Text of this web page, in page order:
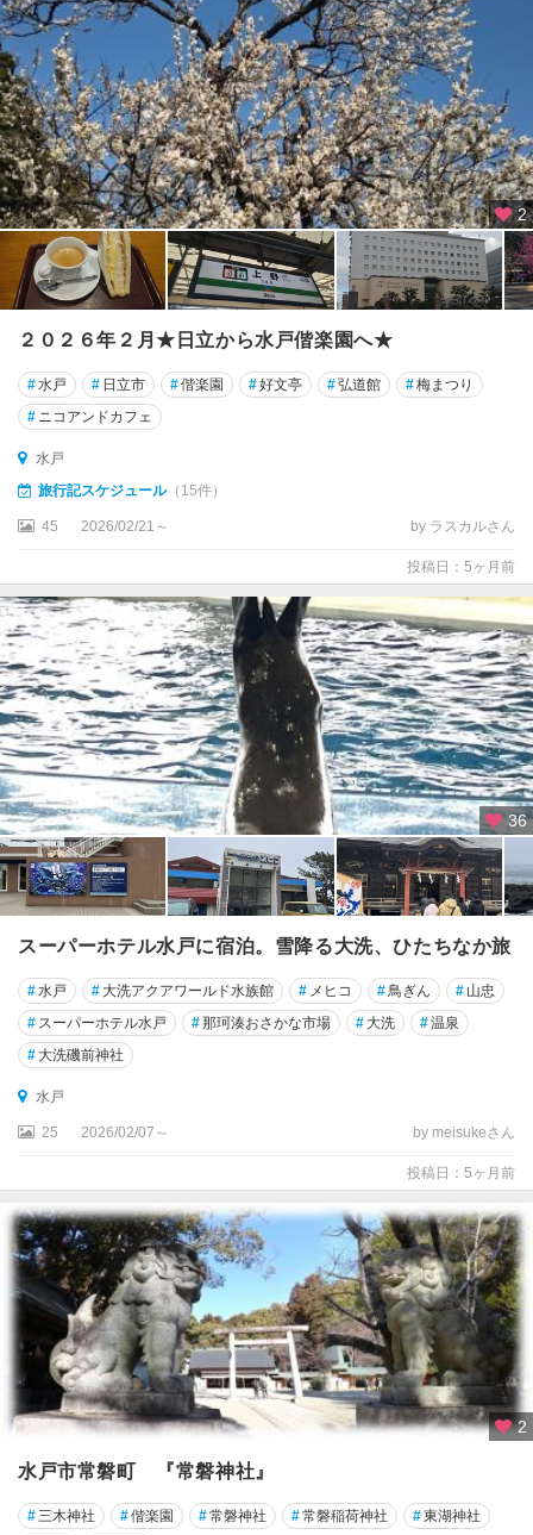
2
２０２６年２月★日立から水戸偕楽園へ★
#水戸 # 日立市 #偕楽園 #好文亭 #弘道館 #梅まつり
# ニコアンドカフェ
水戸
旅行記スケジュール（15件）
45 2026/02/21～ by ラスカルさん
投稿日：5ヶ月前
36
スーパーホテル水戸に宿泊。雪降る大洗、ひたちなか旅
#水戸 # 大洗アクアワールド水族館 # メヒコ #鳥ぎん # 山忠
# スーパーホテル水戸 #那珂湊おさかな市場 # 大洗 #温泉
# 大洗磯前神社
水戸
25 2026/02/07～ by meisukeさん
投稿日：5ヶ月前
2
水戸市常磐町 『常磐神社』
#三木神社 #偕楽園 #常磐神社 #常磐稲荷神社 #東湖神社